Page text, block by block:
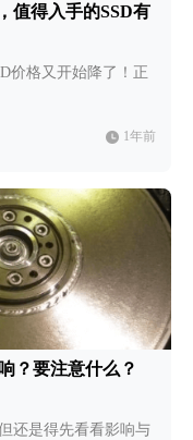
值得入手的SSD有
价格又开始降了！正
1年前
？要注意什么？
还是得先看看影响与